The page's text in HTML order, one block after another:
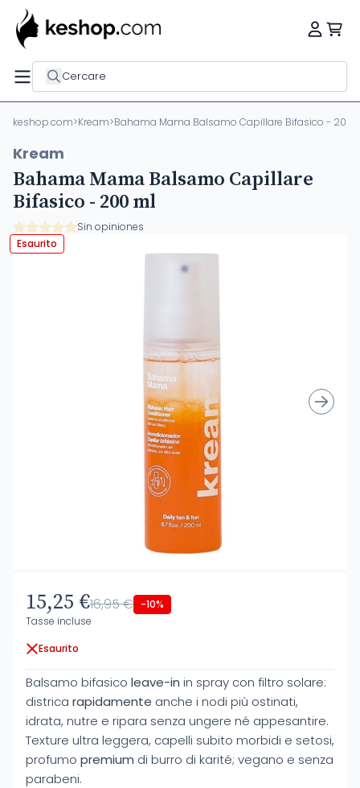
Cercare
keshop.com>Kream>Bahama Mama Balsamo Capillare Bifasico - 200
Kream
Bahama Mama Balsamo Capillare
Bifasico - 200 ml
Sin opiniones
Esaurito
15,25 €16,95 € -10%
Tasse incluse
Esaurito
Balsamo bifasico leave-in in spray con filtro solare:
districa rapidamente anche i nodi più ostinati,
idrata, nutre e ripara senza ungere né appesantire.
Texture ultra leggera, capelli subito morbidi e setosi,
profumo premium di burro di karité; vegano e senza
parabeni.